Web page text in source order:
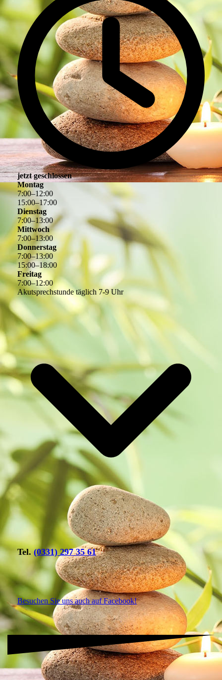
jetzt geschlossen
Montag
7:00–12:00
15:00–17:00
Dienstag
7:00–13:00
Mittwoch
7:00–13:00
Donnerstag
7:00–13:00
15:00–18:00
Freitag
7:00–12:00
Akutsprechstunde täglich 7-9 Uhr
Tel.(0331) 297 35 61
Besuchen Sie uns auch auf Facebook!